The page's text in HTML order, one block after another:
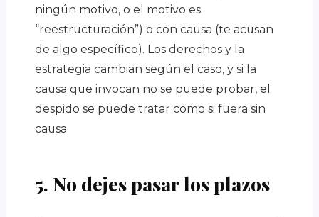
ningún motivo, o el motivo es
“reestructuración”) o con causa (te acusan
de algo específico). Los derechos y la
estrategia cambian según el caso, y si la
causa que invocan no se puede probar, el
despido se puede tratar como si fuera sin
causa.
5. No dejes pasar los plazos